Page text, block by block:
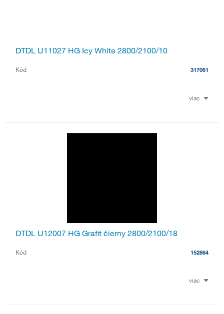
DTDL U11027 HG Icy White 2800/2100/10
Kód 317061
viac
DTDL U12007 HG Grafit čierny 2800/2100/18
Kód 152864
viac